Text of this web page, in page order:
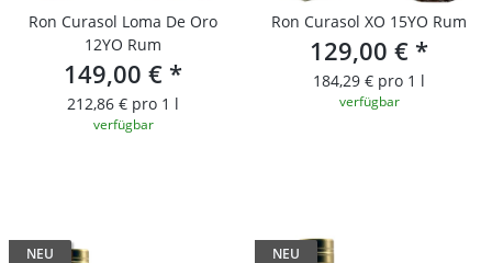
Ron Curasol Loma De Oro
12YO Rum
149,00 € *
212,86 € pro 1 l
verfügbar
Ron Curasol XO 15YO Rum
129,00 € *
184,29 € pro 1 l
verfügbar
NEU NEU